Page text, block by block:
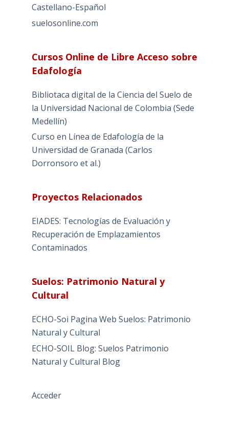
Castellano-Español
suelosonline.com
Cursos Online de Libre Acceso sobre
Edafología
Bibliotaca digital de la Ciencia del Suelo de
la Universidad Nacional de Colombia (Sede
Medellín)
Curso en Línea de Edafología de la
Universidad de Granada (Carlos
Dorronsoro et al.)
Proyectos Relacionados
EIADES: Tecnologías de Evaluación y
Recuperación de Emplazamientos
Contaminados
Suelos: Patrimonio Natural y
Cultural
ECHO-Soi Pagina Web Suelos: Patrimonio
Natural y Cultural
ECHO-SOIL Blog: Suelos Patrimonio
Natural y Cultural Blog
Acceder